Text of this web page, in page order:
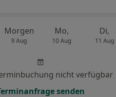
Morgen
9 Aug
Mo,
10 Aug
Di,
11 Aug
nicht verfügbar
senden